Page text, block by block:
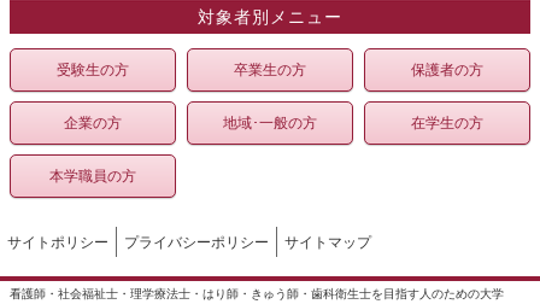
対象者別メニュー
受験生の方 卒業生の方 保護者の方
企業の方 地域･一般の方 在学生の方
本学職員の方
サイトポリシー プライバシーポリシー サイトマップ
看護師・社会福祉士・理学療法士・はり師・きゅう師・歯科衛生士を目指す人のための大学